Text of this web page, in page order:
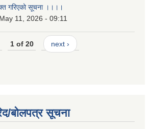
गरिएको सूचना ।।।।
11, 2026 - 09:11
1 of 20 next ›
बोलपत्र सूचना